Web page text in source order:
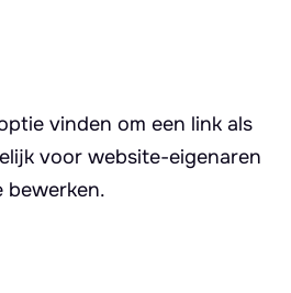
vinden om een link als
voor website-eigenaren
bewerken.